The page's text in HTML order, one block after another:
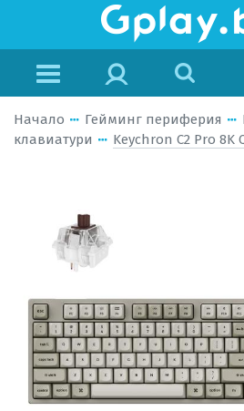
Начало Гейминг периферия
клавиатури
Keychron C2 Pro 8K